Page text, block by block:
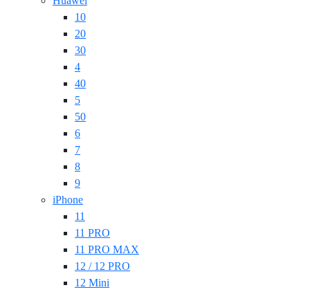
10
20
30
4
40
5
50
6
7
8
9
iPhone
11
11 PRO
11 PRO MAX
12 / 12 PRO
12 Mini